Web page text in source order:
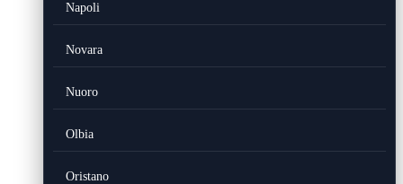
Napoli
Novara
Nuoro
Olbia
Oristano